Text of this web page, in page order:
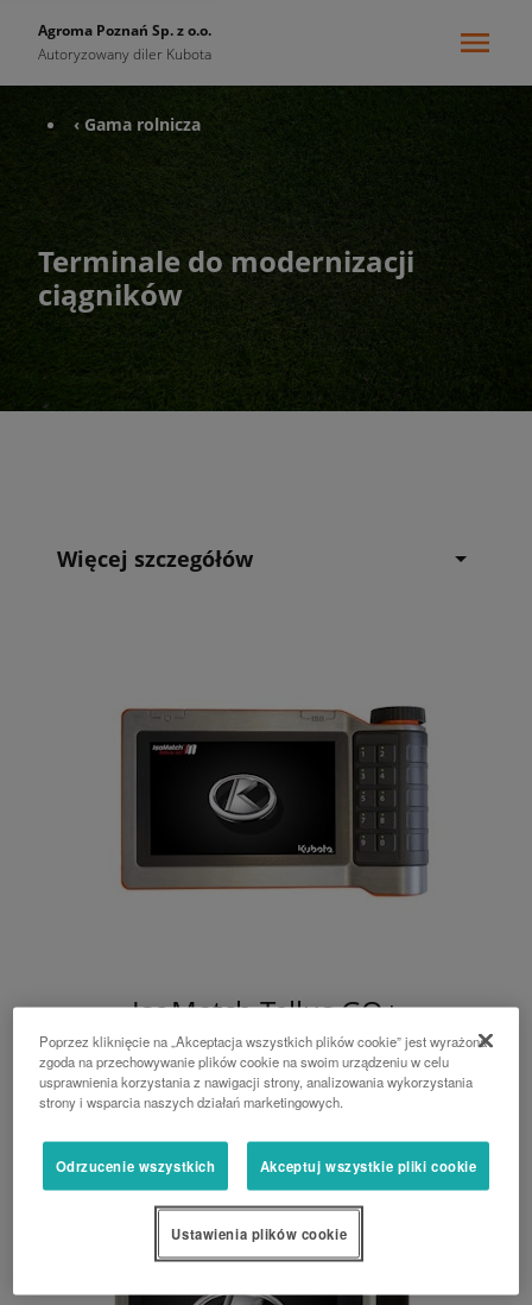
Agroma Poznań Sp. z o.o.
Autoryzowany diler Kubota
‹ Gama rolnicza
Terminale do modernizacji
ciągników
Więcej szczegółów
IsoMatch Tellus GO+
Zmodernizuj swój ciągnik do standardu ISOBUS
Poprzez kliknięcie na „Akceptacja wszystkich plików cookie” jest wyrażona
zgoda na przechowywanie plików cookie na swoim urządzeniu w celu
usprawnienia korzystania z nawigacji strony, analizowania wykorzystania
strony i wsparcia naszych działań marketingowych.
Odrzucenie wszystkich Akceptuj wszystkie pliki cookie
Ustawienia plików cookie